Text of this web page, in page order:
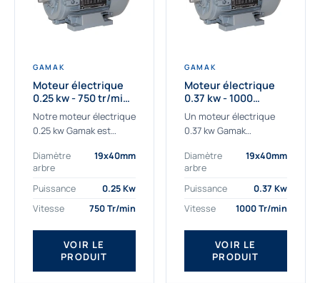
GAMAK
Moteur électrique
0.25 kw - 750 tr/min -
230/400V - IE3
Notre moteur électrique
0.25 kw Gamak est
aux applications
sévères. Nous
déterminons,
fournissons
des moteurs
asynchrones depuis de
nombreuses années....
Diamètre
arbre
19x40mm
Puissance
0.25 Kw
Vitesse
750 Tr/min
VOIR LE
PRODUIT
GAMAK
Moteur électrique
0.37 kw - 1000
Tr/min - 230/400V -
IE2
Un moteur électrique
0.37 kw Gamak
aux applications
industrielles.
Commander un moteur
Gamak c’est choisir un
produit de très haute
qualité....
Diamètre
arbre
19x40mm
Puissance
0.37 Kw
Vitesse
1000 Tr/min
VOIR LE
PRODUIT